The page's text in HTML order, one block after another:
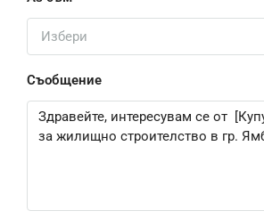
Избери
Съобщение